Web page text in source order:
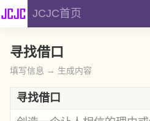
JCJC首页
寻找借口
填写信息 → 生成内容
寻找借口